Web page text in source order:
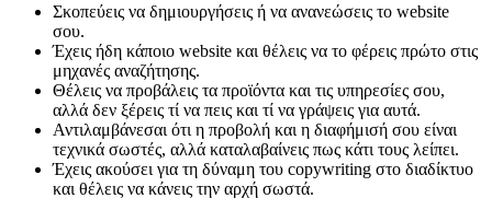
Σκοπεύεις να δημιουργήσεις ή να ανανεώσεις το website
σου.
Έχεις ήδη κάποιο website και θέλεις να το φέρεις πρώτο στις
μηχανές αναζήτησης.
Θέλεις να προβάλεις τα προϊόντα και τις υπηρεσίες σου,
αλλά δεν ξέρεις τί να πεις και τί να γράψεις για αυτά.
Αντιλαμβάνεσαι ότι η προβολή και η διαφήμισή σου είναι
τεχνικά σωστές, αλλά καταλαβαίνεις πως κάτι τους λείπει.
Έχεις ακούσει για τη δύναμη του copywriting στο διαδίκτυο
και θέλεις να κάνεις την αρχή σωστά.